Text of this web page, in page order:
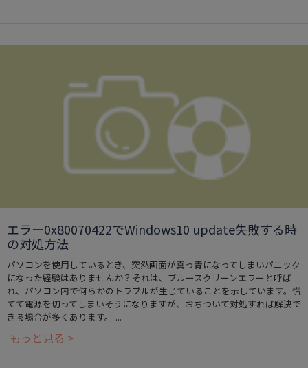
エラー0x80070422でWindows10 update失敗する時
の対処方法
パソコンを使用しているとき、突然画面が真っ青になってしまいパニック
になった経験はありませんか？それは、ブルースクリーンエラーと呼ば
れ、パソコン内で何らかのトラブルが生じていることを示しています。慌
てて電源を切ってしまいそうになりますが、おちついて対処すれば解決で
きる場合が多くあります。 ...
もっと見る >